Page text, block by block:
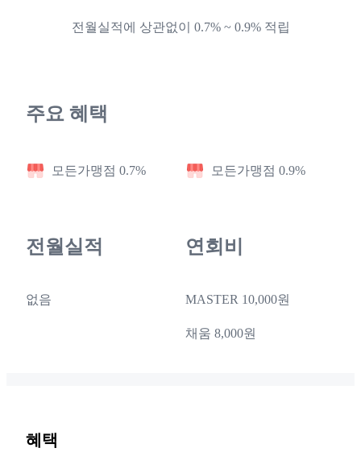
전월실적에 상관없이 0.7% ~ 0.9% 적립
주요 혜택
모든가맹점 0.7% 모든가맹점 0.9%
전월실적
없음
연회비
MASTER 10,000원
채움 8,000원
혜택